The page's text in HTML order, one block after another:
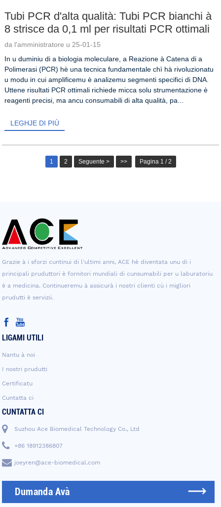
Tubi PCR d'alta qualità: Tubi PCR bianchi à
8 strisce da 0,1 ml per risultati PCR ottimali
da l'amministratore u 25-01-15
In u duminiu di a biologia moleculare, a Reazione à Catena di a
Polimerasi (PCR) hè una tecnica fundamentale chì hà rivoluzionatu
u modu in cui amplificemu è analizemu segmenti specifici di DNA.
Uttene risultati PCR ottimali richiede micca solu strumentazione è
reagenti precisi, ma ancu consumabili di alta qualità, pa...
LEGHJE DI PIÙ
1 2 Seguente > >> Pagina 1 / 2
Grazie à i sforzi cuntinui di l'ultimi anni, ACE hè diventata unu di i
principali pruduttori è fornitori mundiali di cunsumabili per u laburatoriu
è a medicina. Continueremu à assicurà i nostri clienti cù i migliori
prudutti è servizii.
LIGAMI UTILI
Nantu à noi
I nostri prudutti
Certificatu
Cuntatta ci
CUNTATTA CI
Suzhou Ace Biomedical Technology Co., Ltd
+86 18912386807
joeyren@ace-biomedical.com
Dumanda Avà